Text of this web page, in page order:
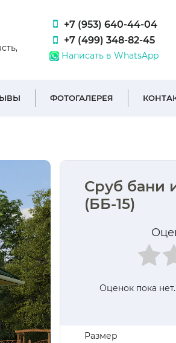
+7 (953) 640-44-04
+7 (499) 348-82-45
Написать в WhatsApp
ФОТОГАЛЕРЕЯ
Сруб бани
(ББ-15)
Оценок пока
Размер